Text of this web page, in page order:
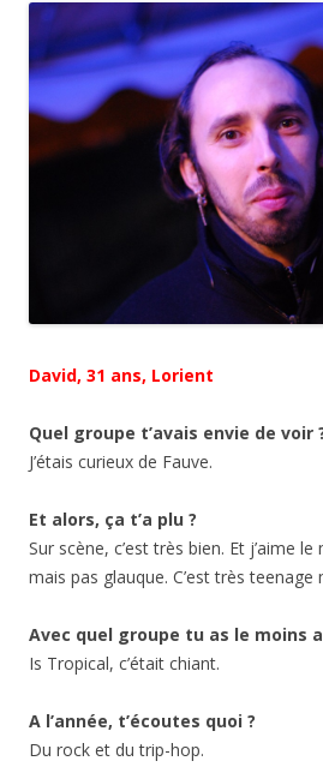
David, 31 ans, Lorient
Quel groupe t’avais envie de voir
J’étais curieux de Fauve.
Et alors, ça t’a plu ?
Sur scène, c’est très bien. Et j’aime le
mais pas glauque. C’est très teenage
Avec quel groupe tu as le moins
Is Tropical, c’était chiant.
A l’année, t’écoutes quoi ?
Du rock et du trip-hop.